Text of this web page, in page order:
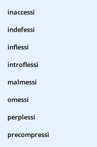
inaccessi
indefessi
inflessi
introflessi
malmessi
omessi
perplessi
precompressi